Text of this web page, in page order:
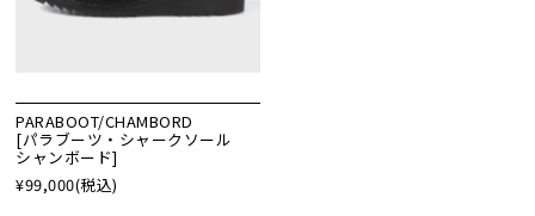
PARABOOT/CHAMBORD
[パラブーツ・シャークソール
シャンボード]
¥99,000(税込)